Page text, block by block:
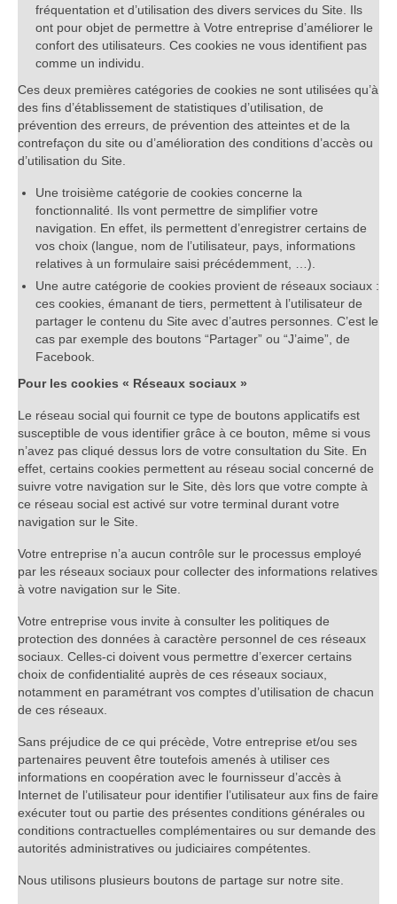
fréquentation et d’utilisation des divers services du Site. Ils
ont pour objet de permettre à Votre entreprise d’améliorer le
confort des utilisateurs. Ces cookies ne vous identifient pas
comme un individu.
Ces deux premières catégories de cookies ne sont utilisées qu’à
des fins d’établissement de statistiques d’utilisation, de
prévention des erreurs, de prévention des atteintes et de la
contrefaçon du site ou d’amélioration des conditions d’accès ou
d’utilisation du Site.
Une troisième catégorie de cookies concerne la
fonctionnalité. Ils vont permettre de simplifier votre
navigation. En effet, ils permettent d’enregistrer certains de
vos choix (langue, nom de l’utilisateur, pays, informations
relatives à un formulaire saisi précédemment, …).
Une autre catégorie de cookies provient de réseaux sociaux :
ces cookies, émanant de tiers, permettent à l’utilisateur de
partager le contenu du Site avec d’autres personnes. C’est le
cas par exemple des boutons “Partager” ou “J’aime”, de
Facebook.
Pour les cookies « Réseaux sociaux »
Le réseau social qui fournit ce type de boutons applicatifs est
susceptible de vous identifier grâce à ce bouton, même si vous
n’avez pas cliqué dessus lors de votre consultation du Site. En
effet, certains cookies permettent au réseau social concerné de
suivre votre navigation sur le Site, dès lors que votre compte à
ce réseau social est activé sur votre terminal durant votre
navigation sur le Site.
Votre entreprise n’a aucun contrôle sur le processus employé
par les réseaux sociaux pour collecter des informations relatives
à votre navigation sur le Site.
Votre entreprise vous invite à consulter les politiques de
protection des données à caractère personnel de ces réseaux
sociaux. Celles-ci doivent vous permettre d’exercer certains
choix de confidentialité auprès de ces réseaux sociaux,
notamment en paramétrant vos comptes d’utilisation de chacun
de ces réseaux.
Sans préjudice de ce qui précède, Votre entreprise et/ou ses
partenaires peuvent être toutefois amenés à utiliser ces
informations en coopération avec le fournisseur d’accès à
Internet de l’utilisateur pour identifier l’utilisateur aux fins de faire
exécuter tout ou partie des présentes conditions générales ou
conditions contractuelles complémentaires ou sur demande des
autorités administratives ou judiciaires compétentes.
Nous utilisons plusieurs boutons de partage sur notre site.